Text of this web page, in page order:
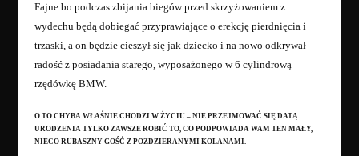
Fajne bo podczas zbijania biegów przed skrzyżowaniem z
wydechu będą dobiegać przyprawiające o erekcję pierdnięcia i
trzaski, a on będzie cieszył się jak dziecko i na nowo odkrywał
radość z posiadania starego, wyposażonego w 6 cylindrową
rzędówkę BMW.
O TO CHYBA WŁAŚNIE CHODZI W ŻYCIU – NIE PRZEJMOWAĆ SIĘ DATĄ
URODZENIA TYLKO ZAWSZE ROBIĆ TO, CO PODPOWIADA WAM TEN MAŁY,
NIECO RUBASZNY GOŚĆ Z POZDZIERANYMI KOLANAMI.